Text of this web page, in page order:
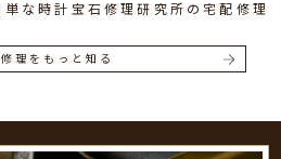
な時計宝石修理研究所の宅配修理
理をもっと知る